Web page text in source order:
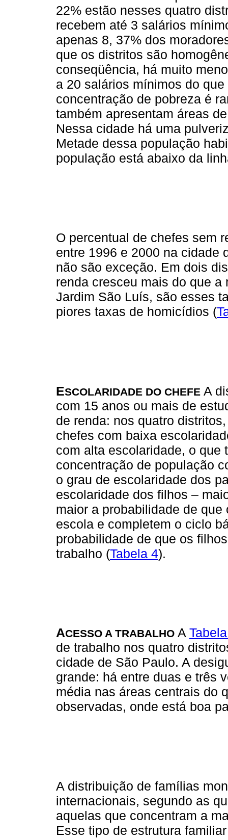
22% estão nesses quatro
recebem até 3 salários
apenas 8, 37% dos
que os distritos são
conseqüência, há muito
a 20 salários mínimos do
concentração de pobreza é
também apresentam áreas
Nessa cidade há uma
Metade dessa população
população está abaixo da
O percentual de chefes sem
entre 1996 e 2000 na cidade
não são exceção. Em dois
renda cresceu mais do que
Jardim São Luís, são esses
piores taxas de homicídios (
ESCOLARIDADE DO CHEFE A
com 15 anos ou mais de
de renda: nos quatro
chefes com baixa
com alta escolaridade, o que
concentração de população
o grau de escolaridade dos
escolaridade dos filhos –
maior a probabilidade de
escola e completem o ciclo
probabilidade de que os
trabalho (Tabela 4).
ACESSO A TRABALHO A
de trabalho nos quatro
cidade de São Paulo. A
grande: há entre duas e três
média nas áreas centrais do
observadas, onde está boa
A distribuição de famílias
internacionais, segundo as
aquelas que concentram a
Esse tipo de estrutura